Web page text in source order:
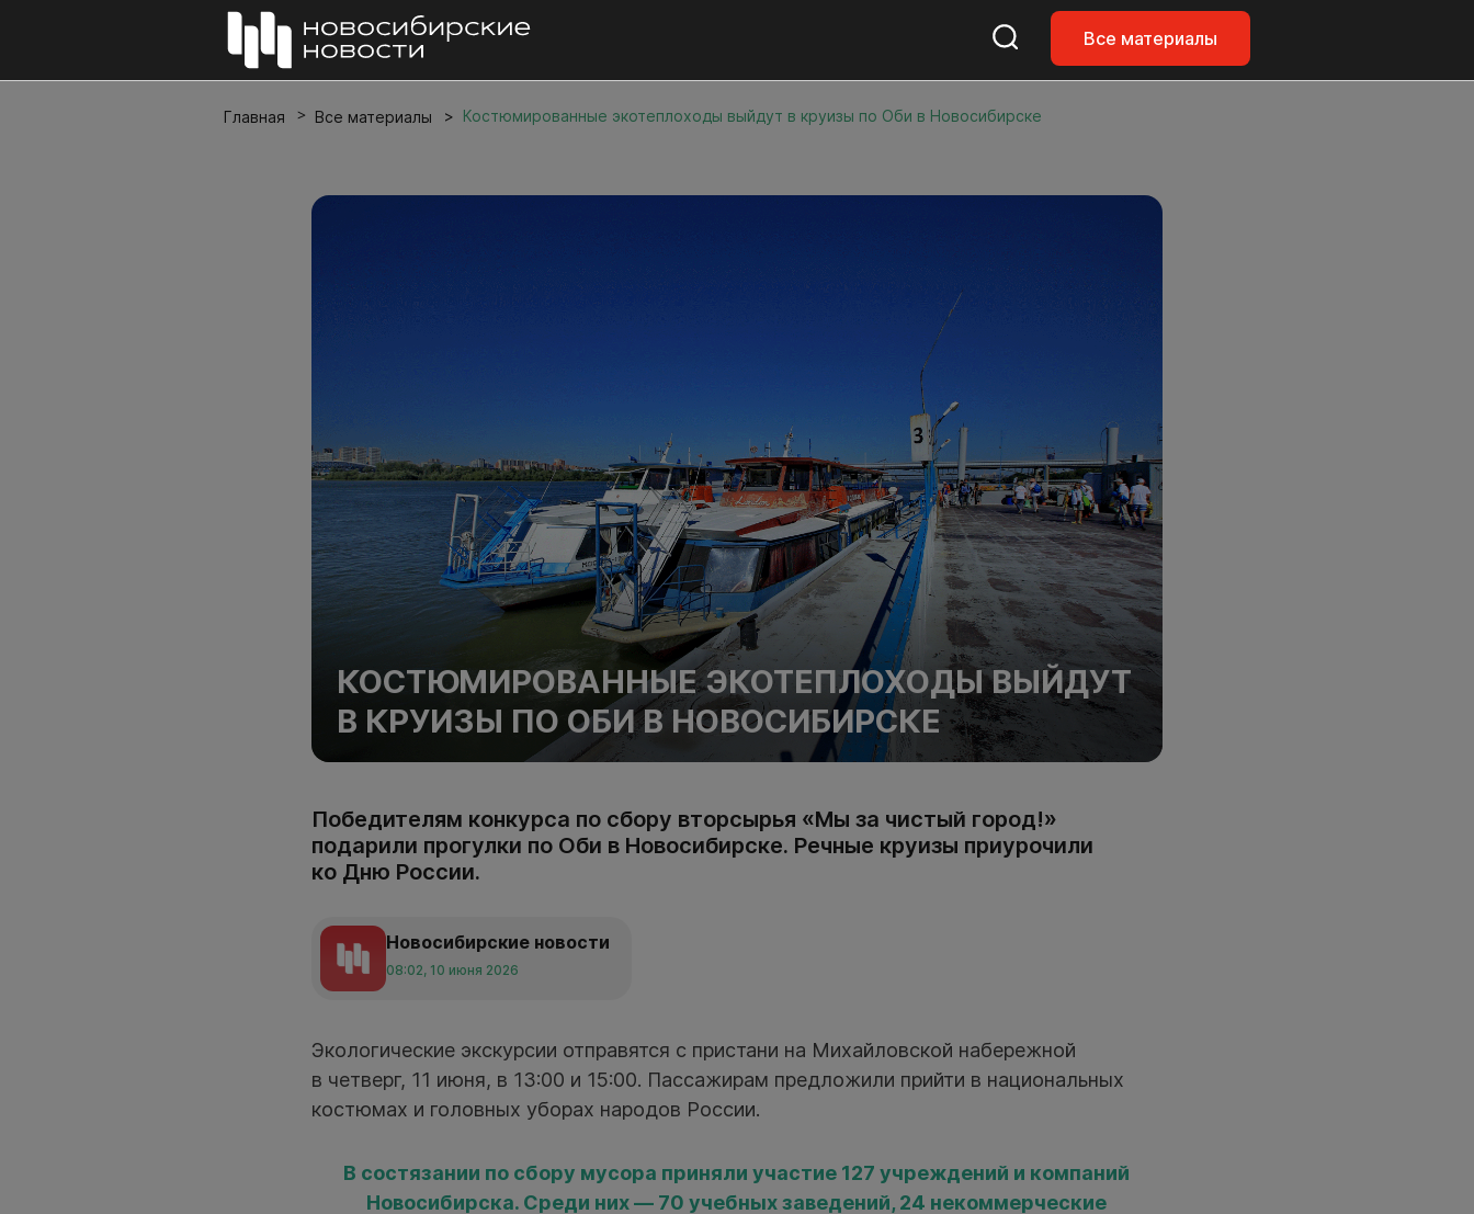
Все материалы
Главная Все материалы Костюмированные экотеплоходы выйдут в круизы по Оби в Новосибирске
КОСТЮМИРОВАННЫЕ ЭКОТЕПЛОХОДЫ ВЫЙДУТ
В КРУИЗЫ ПО ОБИ В НОВОСИБИРСКЕ
Победителям конкурса по сбору вторсырья «Мы за чистый город!»
подарили прогулки по Оби в Новосибирске. Речные круизы приурочили
ко Дню России.
Новосибирские новости
08:02, 10 июня 2026
Экологические экскурсии отправятся с пристани на Михайловской набережной
в четверг, 11 июня, в 13:00 и 15:00. Пассажирам предложили прийти в национальных
костюмах и головных уборах народов России.
В состязании по сбору мусора приняли участие 127 учреждений и компаний
Новосибирска. Среди них — 70 учебных заведений, 24 некоммерческие